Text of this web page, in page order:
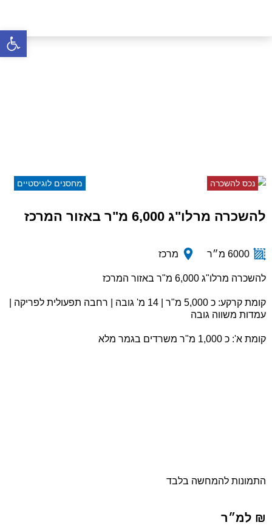
להשכרה מרלו"ג 6,000 מ"ר
מחסנים לוגיסטיים נכס להשכרה
להשכרה מרלו"ג 6,000 מ"ר באזור המרכז
6000 מ״ר מרכז
להשכרה מרלו"ג 6,000 מ"ר באזור המרכז
קומת קרקע: כ 5,000 מ"ר | 14 מ' גובה | רחבה תפעולית לפריקה |
עמדות משווה גובה
קומת א': כ 1,000 מ"ר משרדים בגמר מלא
התמונות להמחשה בלבד
₪ למ״ר
פתח